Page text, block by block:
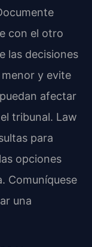
con el otro
las decisiones
y evite
afectar
tribunal. Law
para
opciones
Comuníquese
una